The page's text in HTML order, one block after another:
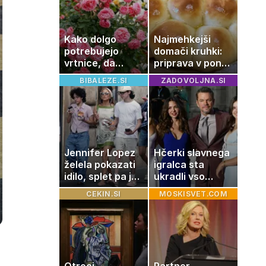
uživajo
Kako dolgo
potrebujejo
vrtnice, da
zrastejo? Vse o
rasti, cvetenju
in negi vrtnic
Najmehkejši
domači kruhki:
priprava v ponvi
je trik za popoln
rezultat
BIBALEZE.SI
Jennifer Lopez
želela pokazati
idilo, splet pa je
razburila ena
stvar
ZADOVOLJNA.SI
Hčerki slavnega
igralca sta
ukradli vso
pozornost
CEKIN.SI MOSKISVET.COM